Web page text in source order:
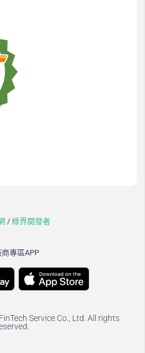
/ 綠界開發者
商專區APP
Service Co., Ltd. All rights